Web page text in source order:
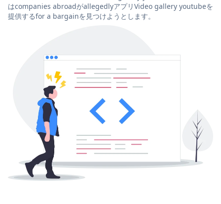
はcompanies abroadがallegedlyアプリVideo gallery youtubeを
提供するfor a bargainを見つけようとします。